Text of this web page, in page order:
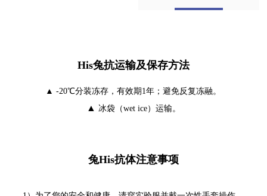
His兔抗运输及保存方法
▲ -20℃分装冻存，有效期1年；避免反复冻融。
▲ 冰袋（wet ice）运输。
兔His抗体注意事项